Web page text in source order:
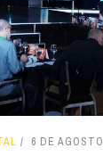
6 DE AGOSTO